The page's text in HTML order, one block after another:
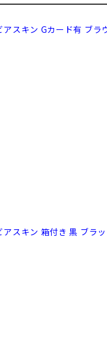
スキン Gカード有 ブラ
スキン 箱付き 黒 ブラ